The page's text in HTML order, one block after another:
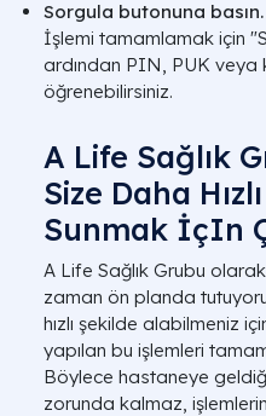
Sorgula butonuna basın.
İşlemi tamamlamak için
ardından PIN, PUK veya
öğrenebilirsiniz.
A Life Sağlık
Size Daha
Sunmak İçIn
A Life Sağlık Grubu
zaman ön planda
hızlı şekilde alabilmeniz
yapılan bu işlemleri
Böylece hastaneye
zorunda kalmaz,